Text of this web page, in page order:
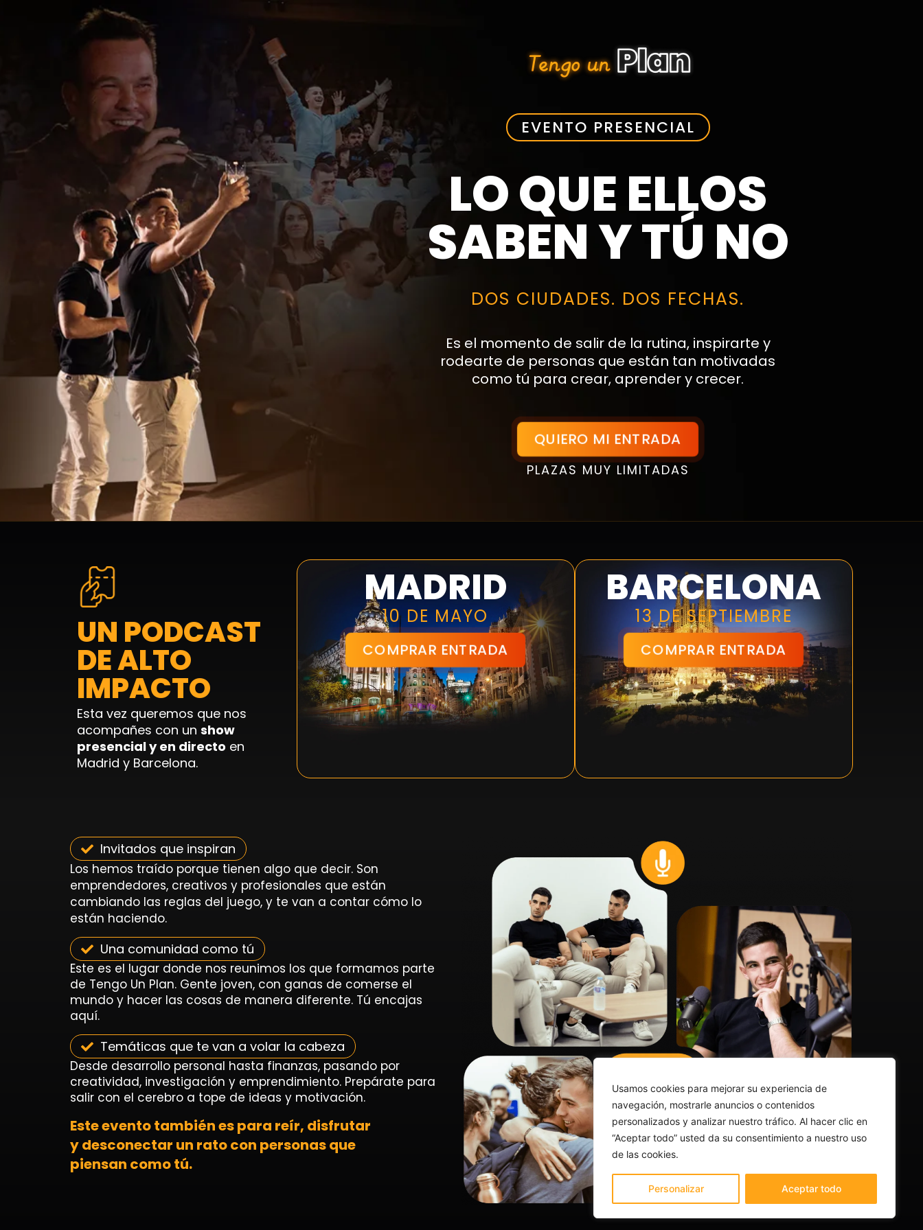
Usamos cookies para mejorar su experiencia de
navegación, mostrarle anuncios o contenidos
personalizados y analizar nuestro tráfico. Al hacer clic en
“Aceptar todo” usted da su consentimiento a nuestro uso
de las cookies.
Personalizar Aceptar todo
EVENTO PRESENCIAL
LO QUE ELLOS
SABEN Y TÚ NO
DOS CIUDADES. DOS FECHAS.
Es el momento de salir de la rutina, inspirarte y
rodearte de personas que están tan motivadas
como tú para crear, aprender y crecer.
QUIERO MI ENTRADA
PLAZAS MUY LIMITADAS
UN PODCAST
DE ALTO
IMPACTO
Esta vez queremos que nos
acompañes con un show
presencial y en directo en
Madrid y Barcelona.
MADRID
10 DE MAYO
COMPRAR ENTRADA
BARCELONA
13 DE SEPTIEMBRE
COMPRAR ENTRADA
Invitados que inspiran
Los hemos traído porque tienen algo que decir. Son
emprendedores, creativos y profesionales que están
cambiando las reglas del juego, y te van a contar cómo lo
están haciendo.
Una comunidad como tú
Este es el lugar donde nos reunimos los que formamos parte
de Tengo Un Plan. Gente joven, con ganas de comerse el
mundo y hacer las cosas de manera diferente. Tú encajas
aquí.
Temáticas que te van a volar la cabeza
Desde desarrollo personal hasta finanzas, pasando por
creatividad, investigación y emprendimiento. Prepárate para
salir con el cerebro a tope de ideas y motivación.
Este evento también es para reír, disfrutar
y desconectar un rato con personas que
piensan como tú.